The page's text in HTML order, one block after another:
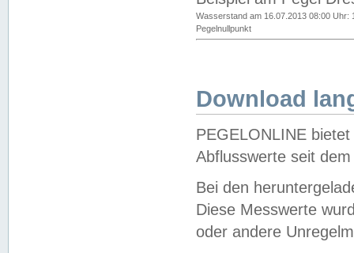
Wasserstand am 16.07.2013 08:00 Uhr:
Pegelnullpunkt
Download
PEGELONLINE
Abflusswerte seit
Bei den
Diese Messwerte
oder andere